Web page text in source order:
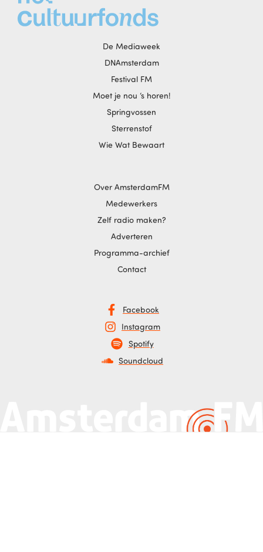
De Mediaweek
DNAmsterdam
Festival FM
Moet je nou ‘s horen!
Springvossen
Sterrenstof
Wie Wat Bewaart
Over AmsterdamFM
Medewerkers
Zelf radio maken?
Adverteren
Programma-archief
Contact
Facebook
Instagram
Spotify
Soundcloud